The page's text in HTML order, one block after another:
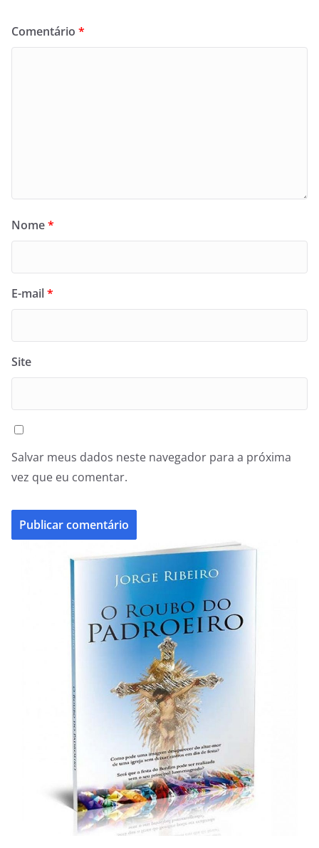
Comentário *
Nome*
E-mail*
Site
Salvar meus dados neste navegador para a próxima
vez que eu comentar.